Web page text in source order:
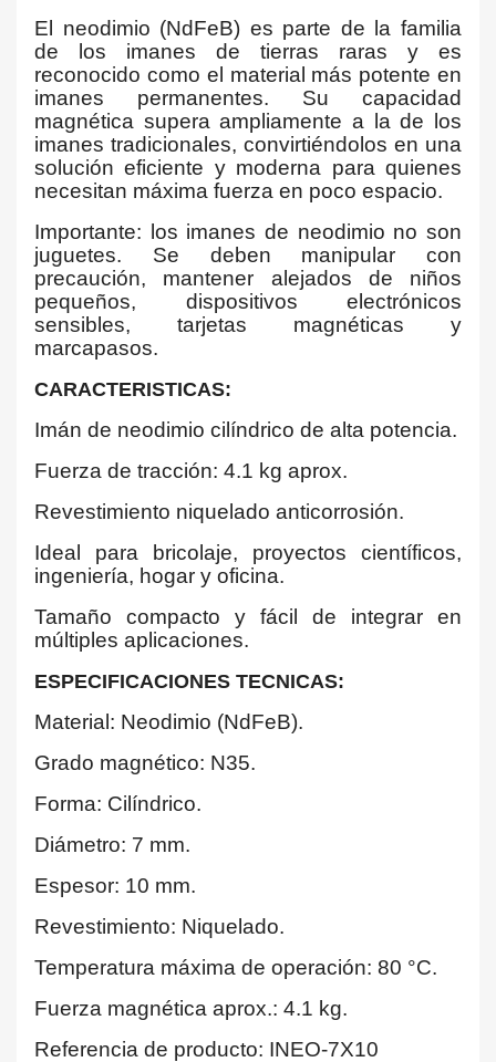
El neodimio (NdFeB) es parte de la familia
de los imanes de tierras raras y es
reconocido como el material más potente en
imanes permanentes. Su capacidad
magnética supera ampliamente a la de los
imanes tradicionales, convirtiéndolos en una
solución eficiente y moderna para quienes
necesitan máxima fuerza en poco espacio.
Importante: los imanes de neodimio no son
juguetes. Se deben manipular con
precaución, mantener alejados de niños
pequeños, dispositivos electrónicos
sensibles, tarjetas magnéticas y
marcapasos.
CARACTERISTICAS:
Imán de neodimio cilíndrico de alta potencia.
Fuerza de tracción: 4.1 kg aprox.
Revestimiento niquelado anticorrosión.
Ideal para bricolaje, proyectos científicos,
ingeniería, hogar y oficina.
Tamaño compacto y fácil de integrar en
múltiples aplicaciones.
ESPECIFICACIONES TECNICAS:
Material: Neodimio (NdFeB).
Grado magnético: N35.
Forma: Cilíndrico.
Diámetro: 7 mm.
Espesor: 10 mm.
Revestimiento: Niquelado.
Temperatura máxima de operación: 80 °C.
Fuerza magnética aprox.: 4.1 kg.
Referencia de producto: INEO-7X10